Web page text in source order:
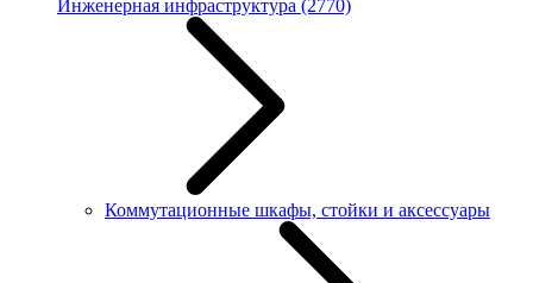
Инженерная инфраструктура (2770)
Коммутационные шкафы, стойки и аксессуары